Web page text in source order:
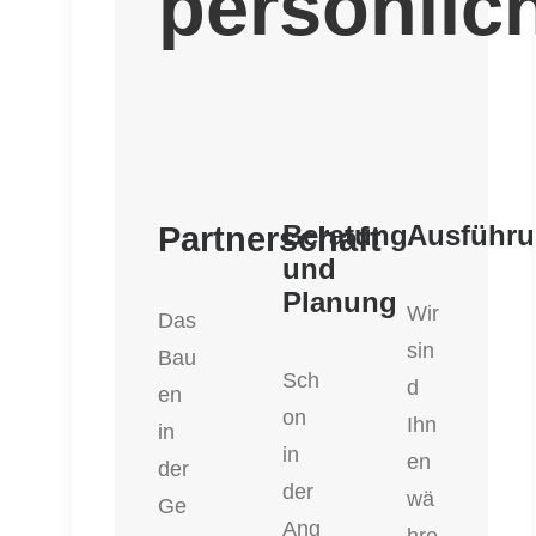
Partnerschaft
Das
Bau
en
in
der
Ge
Beratung
und
Planung
Sch
on
in
der
Ang
Wir
sin
d
Ihn
en
wä